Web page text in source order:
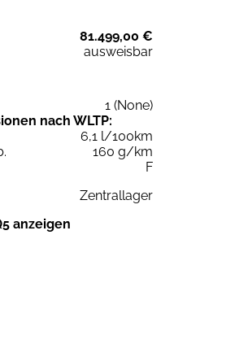
81.499,00 €
ausweisbar
1 (None)
nach WLTP:
6,1 l/100km
160 g/km
F
Zentrallager
anzeigen